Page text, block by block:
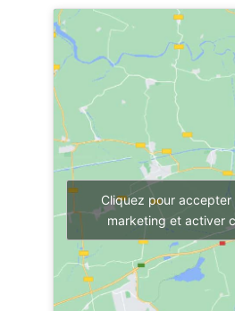
Cliquez pour accepter
marketing et activer